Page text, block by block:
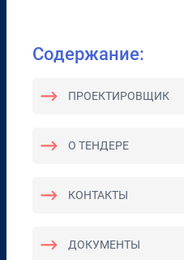
Содержание:
ПРОЕКТИРОВЩИК
О ТЕНДЕРЕ
КОНТАКТЫ
ДОКУМЕНТЫ